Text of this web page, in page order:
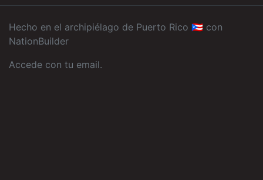
Hecho en el archipiélago de Puerto Rico 🇵🇷 con
NationBuilder
Accede con tu email.